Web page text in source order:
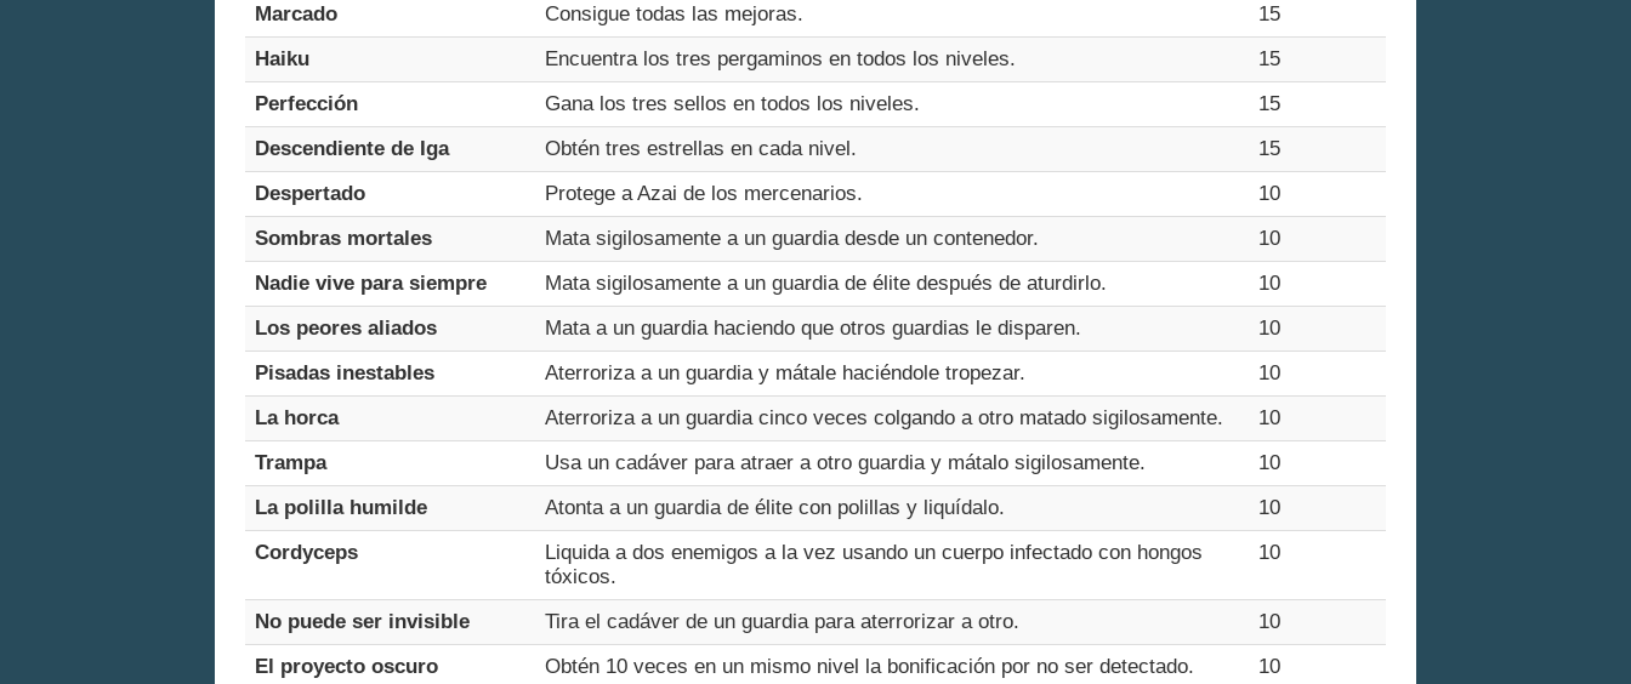
Marcado Consigue todas las mejoras.
15
Haiku
Encuentra los tres pergaminos en todos los niveles.
15
Perfección
Gana los tres sellos en todos los niveles.
15
Descendiente de Iga
Obtén tres estrellas en cada nivel.
15
Despertado
Protege a Azai de los mercenarios.
10
Sombras mortales
Mata sigilosamente a un guardia desde un contenedor.
10
Nadie vive para siempre
Mata sigilosamente a un guardia de élite después de aturdirlo.
10
Los peores aliados
Mata a un guardia haciendo que otros guardias le disparen.
10
Pisadas inestables
Aterroriza a un guardia y mátale haciéndole tropezar.
10
La horca
Aterroriza a un guardia cinco veces colgando a otro matado sigilosamente.
10
Trampa
Usa un cadáver para atraer a otro guardia y mátalo sigilosamente.
10
La polilla humilde
Atonta a un guardia de élite con polillas y liquídalo.
10
Cordyceps
Liquida a dos enemigos a la vez usando un cuerpo infectado con hongos
tóxicos.
10
No puede ser invisible Tira el cadáver de un guardia para aterrorizar a otro.
10
El proyecto oscuro
Obtén 10 veces en un mismo nivel la bonificación por no ser detectado.
10